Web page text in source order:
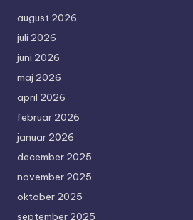
august 2026
juli 2026
juni 2026
maj 2026
april 2026
februar 2026
januar 2026
december 2025
november 2025
oktober 2025
september 2025